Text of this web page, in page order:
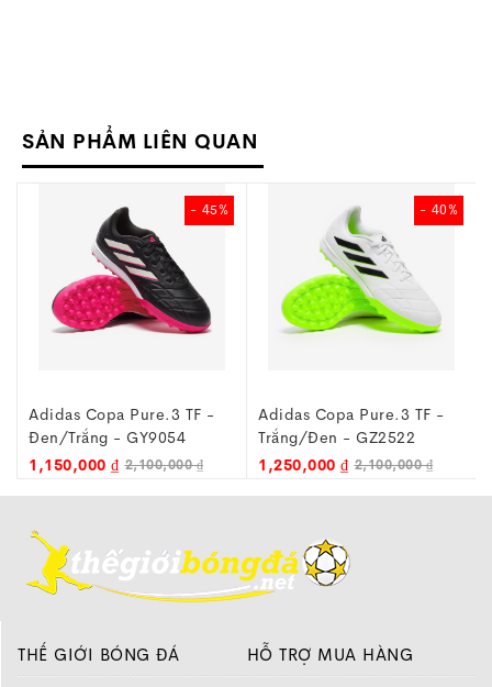
SẢN PHẨM LIÊN QUAN
- 45%
Adidas Copa Pure.3 TF -
Đen/Trắng - GY9054
1,150,000 ₫ 2,100,000 ₫
- 40%
Adidas Copa Pure.3 TF -
Trắng/Đen - GZ2522
1,250,000 ₫ 2,100,000 ₫
THẾ GIỚI BÓNG ĐÁ HỖ TRỢ MUA HÀNG